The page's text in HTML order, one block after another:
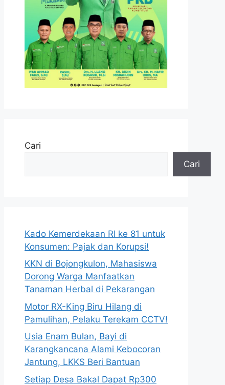
Cari
Cari
Kado Kemerdekaan RI ke 81 untuk
Konsumen: Pajak dan Korupsi!
KKN di Bojongkulon, Mahasiswa
Dorong Warga Manfaatkan
Tanaman Herbal di Pekarangan
Motor RX-King Biru Hilang di
Pamulihan, Pelaku Terekam CCTV!
Usia Enam Bulan, Bayi di
Karangkancana Alami Kebocoran
Jantung, LKKS Beri Bantuan
Setiap Desa Bakal Dapat Rp300